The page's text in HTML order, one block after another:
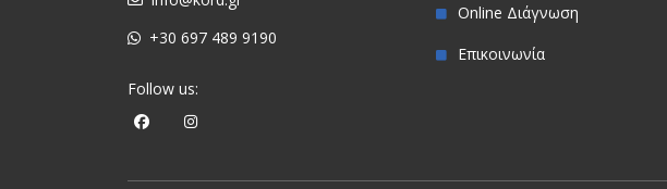
+30 697 489 9190
Follow us:
Online Διάγνωση
Επικοινωνία